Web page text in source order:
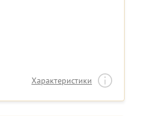
Характеристики